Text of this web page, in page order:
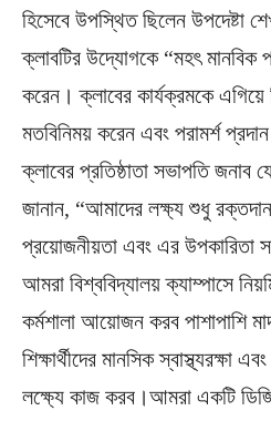
হিসেবে উপস্থিত ছিলেন উপদেষ্টা
ক্লাবটির উদ্যোগকে “মহৎ মানবিক
করেন। ক্লাবের কার্যক্রমকে এগিয়ে
মতবিনিময় করেন এবং পরামর্শ
ক্লাবের প্রতিষ্ঠাতা সভাপতি জনাব
জানান, “আমাদের লক্ষ্য শুধু
প্রয়োজনীয়তা এবং এর উপকারিতা
আমরা বিশ্ববিদ্যালয় ক্যাম্পাসে
কর্মশালা আয়োজন করব পাশাপাশি
শিক্ষার্থীদের মানসিক স্বাস্থ্যরক্ষা
লক্ষ্যে কাজ করব।আমরা একটি